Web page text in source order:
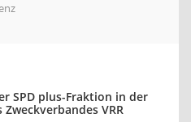
SPD plus-Fraktion in der
VRR